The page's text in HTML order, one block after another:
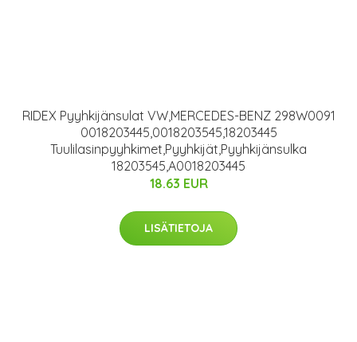
RIDEX Pyyhkijänsulat VW,MERCEDES-BENZ 298W0091
0018203445,0018203545,18203445
Tuulilasinpyyhkimet,Pyyhkijät,Pyyhkijänsulka
18203545,A0018203445
18.63 EUR
LISÄTIETOJA